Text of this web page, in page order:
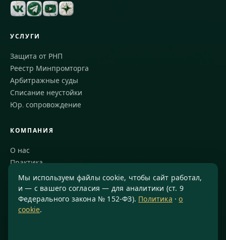
УСЛУГИ
Защита от РНП
Реестр Минпромторга
Арбитражные суды
Списание неустойки
Юр. сопровождение
КОМПАНИЯ
О нас
Практика
Блог
Команда
Благодарности
Мы используем файлы cookie, чтобы сайт работал,
и — с вашего согласия — для аналитики (ст. 9
Федерального закона № 152-ФЗ). Политика ·о
cookie.